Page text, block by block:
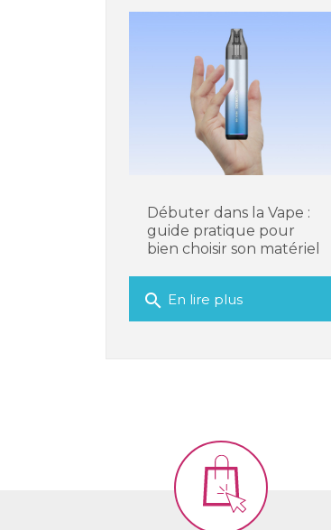
Débuter dans la Vape :
guide pratique pour
bien choisir son matériel
search En lire plus